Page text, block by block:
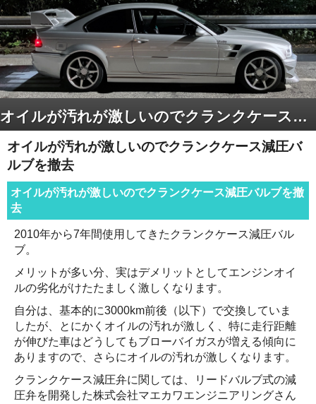
オイルが汚れが激しいのでクランクケース減圧バルブを撤去
オイルが汚れが激しいのでクランクケース減圧バ
ルブを撤去
オイルが汚れが激しいのでクランクケース減圧バルブを撤
去
2010年から7年間使用してきたクランクケース減圧バル
ブ。
メリットが多い分、実はデメリットとしてエンジンオイ
ルの劣化がけたたましく激しくなります。
自分は、基本的に3000km前後（以下）で交換していま
したが、とにかくオイルの汚れが激しく、特に走行距離
が伸びた車はどうしてもブローバイガスが増える傾向に
ありますので、さらにオイルの汚れが激しくなります。
クランクケース減圧弁に関しては、リードバルブ式の減
圧弁を開発した株式会社マエカワエンジニアリングさん